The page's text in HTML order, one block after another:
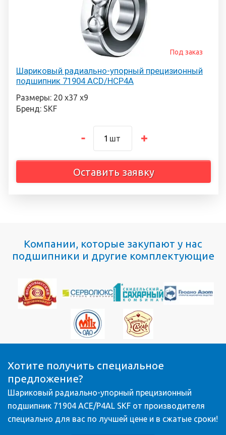
Шариковый радиально-упорный прецизионный
подшипник 71904 ACD/HCP4A
Под заказ
Размеры: 20 х37 х9
Бренд: SKF
шт
Оставить заявку
Компании, которые закупают у нас
подшипники и другие комплектующие
Хотите получить специальное
предложение?
Шариковый радиально-упорный прецизионный
подшипник 71904 ACE/P4AL SKF от производителя
специально для вас по лучшей цене и в сжатые сроки!